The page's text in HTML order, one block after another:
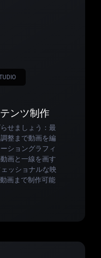
ンツ制作
せましょう：最
整まで動画を編
ショングラフィ
画と一線を画す
ッショナルな映
画まで制作可能